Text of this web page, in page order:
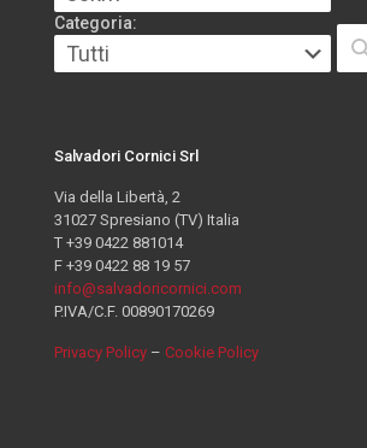
Categoria:
Salvadori Cornici Srl
Via della Libertà, 2
31027 Spresiano (TV) Italia
T +39 0422 881014
F +39 0422 88 19 57
info@salvadoricornici.com
P.IVA/C.F. 00890170269
Privacy Policy – Cookie Policy